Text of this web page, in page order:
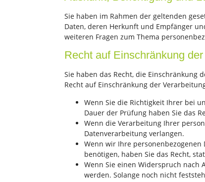
Sie haben im Rahmen der geltenden
Daten, deren Herkunft und Empfänger
weiteren Fragen zum Thema
Recht auf Einschränkung
Sie haben das Recht, die Einschränkung
Recht auf Einschränkung der
Wenn Sie die Richtigkeit Ihrer bei
Dauer der Prüfung haben Sie das
Wenn die Verarbeitung Ihrer
Datenverarbeitung verlangen.
Wenn wir Ihre
benötigen, haben Sie das Recht,
Wenn Sie einen Widerspruch nach
werden. Solange noch nicht